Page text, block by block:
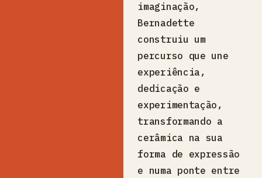
imaginação,
Bernadette
construiu um
percurso que une
experiência,
dedicação e
experimentação,
transformando a
cerâmica na sua
forma de expressão
e numa ponte entre